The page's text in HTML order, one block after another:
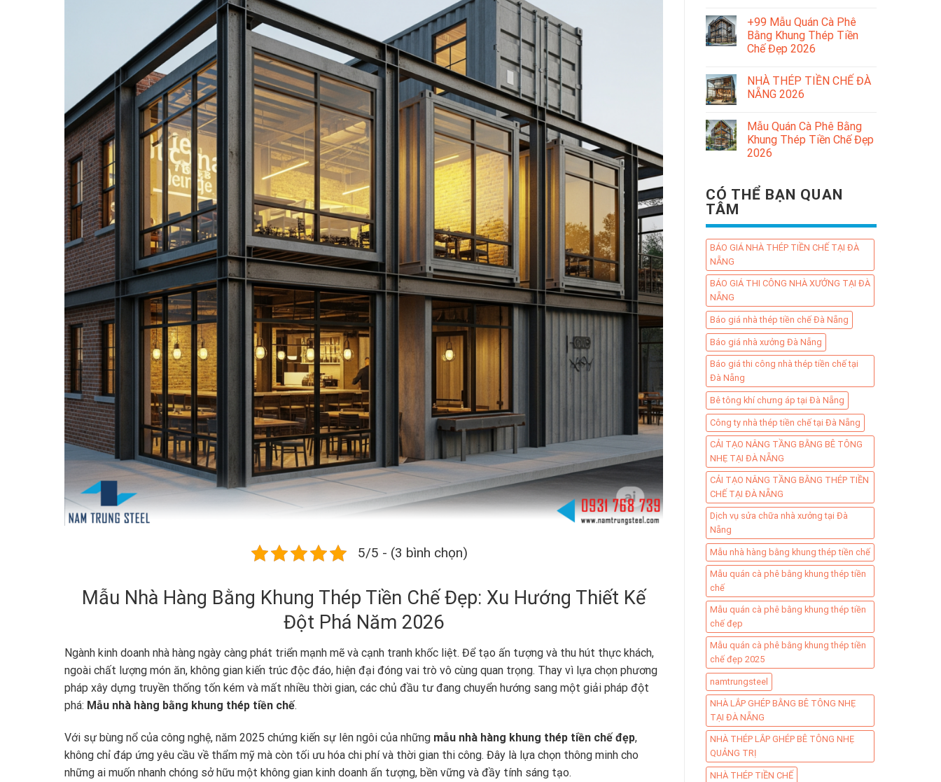
5/5 - (3 bình chọn)
Mẫu Nhà Hàng Bằng Khung Thép Tiền Chế Đẹp: Xu Hướng Thiết Kế
Đột Phá Năm 2026
Ngành kinh doanh nhà hàng ngày càng phát triển mạnh mẽ và cạnh tranh khốc liệt. Để tạo ấn tượng và thu hút thực khách,
ngoài chất lượng món ăn, không gian kiến trúc độc đáo, hiện đại đóng vai trò vô cùng quan trọng. Thay vì lựa chọn phương
pháp xây dựng truyền thống tốn kém và mất nhiều thời gian, các chủ đầu tư đang chuyển hướng sang một giải pháp đột
phá: Mẫu nhà hàng bằng khung thép tiền chế.
Với sự bùng nổ của công nghệ, năm 2025 chứng kiến sự lên ngôi của những mẫu nhà hàng khung thép tiền chế đẹp,
không chỉ đáp ứng yêu cầu về thẩm mỹ mà còn tối ưu hóa chi phí và thời gian thi công. Đây là lựa chọn thông minh cho
những ai muốn nhanh chóng sở hữu một không gian kinh doanh ấn tượng, bền vững và đầy tính sáng tạo.
+99 Mẫu Quán Cà Phê
Bằng Khung Thép Tiền
Chế Đẹp 2026
NHÀ THÉP TIỀN CHẾ ĐÀ
NẴNG 2026
Mẫu Quán Cà Phê Bằng
Khung Thép Tiền Chế Đẹp
2026
CÓ THỂ BẠN QUAN
TÂM
BÁO GIÁ NHÀ THÉP TIỀN CHẾ TẠI ĐÀ
NẴNG
BÁO GIÁ THI CÔNG NHÀ XƯỞNG TẠI ĐÀ
NẴNG
Báo giá nhà thép tiền chế Đà Nẵng
Báo giá nhà xưởng Đà Nẵng
Báo giá thi công nhà thép tiền chế tại
Đà Nẵng
Bê tông khí chưng áp tại Đà Nẵng
Công ty nhà thép tiền chế tại Đà Nẵng
CẢI TẠO NÂNG TẦNG BẰNG BÊ TÔNG
NHẸ TẠI ĐÀ NẴNG
CẢI TẠO NÂNG TẦNG BẰNG THÉP TIỀN
CHẾ TẠI ĐÀ NẴNG
Dịch vụ sửa chữa nhà xưởng tại Đà
Nẵng
Mẫu nhà hàng bằng khung thép tiền chế
Mẫu quán cà phê bằng khung thép tiền
chế
Mẫu quán cà phê bằng khung thép tiền
chế đẹp
Mẫu quán cà phê bằng khung thép tiền
chế đẹp 2025
namtrungsteel
NHÀ LẮP GHÉP BẰNG BÊ TÔNG NHẸ
TẠI ĐÀ NẴNG
NHÀ THÉP LẮP GHÉP BÊ TÔNG NHẸ
QUẢNG TRỊ
NHÀ THÉP TIỀN CHẾ